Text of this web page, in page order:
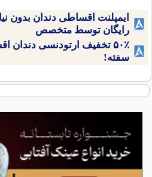
ایمپلنت اقساطی دندان بدون
رایگان توسط متخصص
۵۰٪ تخفیف ارتودنسی دندان
سفته!